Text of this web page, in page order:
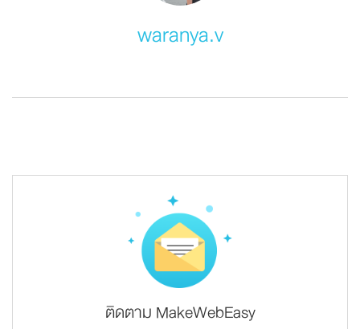
waranya.v
ติดตาม MakeWebEasy